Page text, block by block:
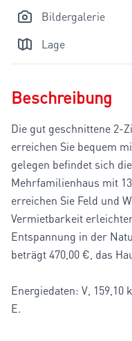
Bildergalerie
Lage
Beschreibung
Die gut geschnittene 2-
erreichen Sie bequem
gelegen befindet sich
Mehrfamilienhaus mit
erreichen Sie Feld und
Vermietbarkeit
Entspannung in der
beträgt 470,00 €, das
Energiedaten: V, 159,10
E.